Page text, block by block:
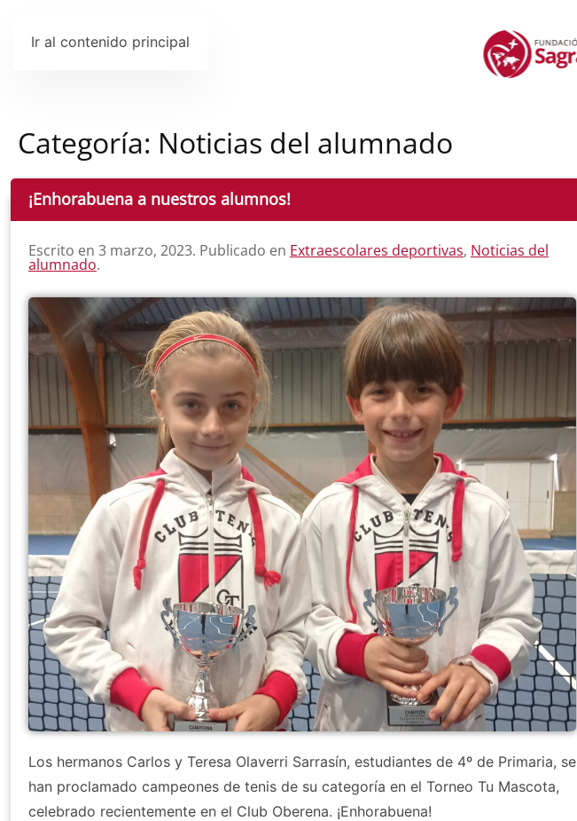
Ir al contenido principal
Categoría: Noticias del alumnado
¡Enhorabuena a nuestros alumnos!
Escrito en 3 marzo, 2023. Publicado en Extraescolares deportivas, Noticias del
alumnado.
Los hermanos Carlos y Teresa Olaverri Sarrasín, estudiantes de 4º de Primaria, se
han proclamado campeones de tenis de su categoría en el Torneo Tu Mascota,
celebrado recientemente en el Club Oberena. ¡Enhorabuena!